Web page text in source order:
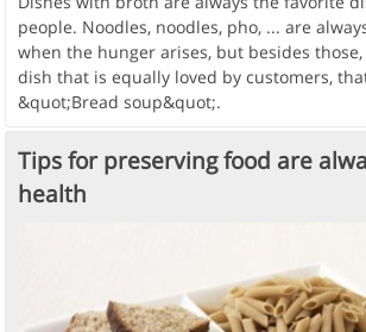
people. Noodles, noodles, pho, ... are
when the hunger arises, but besides
dish that is equally loved by customers,
&quot;Bread soup&quot;.
Tips for preserving food are
health